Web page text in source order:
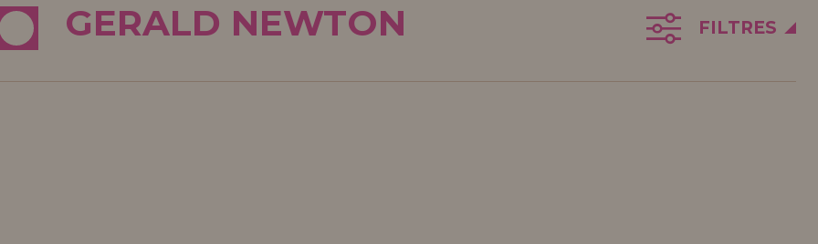
GERALD NEWTON FILTRES